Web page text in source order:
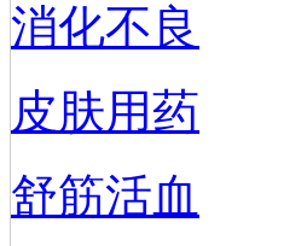
消化不良
皮肤用药
舒筋活血